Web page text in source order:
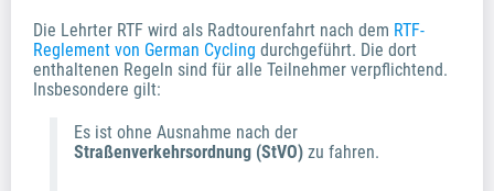
Die Lehrter RTF wird als Radtourenfahrt nach dem RTF-
Reglement von German Cycling durchgeführt. Die dort
enthaltenen Regeln sind für alle Teilnehmer verpflichtend.
Insbesondere gilt:
Es ist ohne Ausnahme nach der
Straßenverkehrsordnung (StVO) zu fahren.